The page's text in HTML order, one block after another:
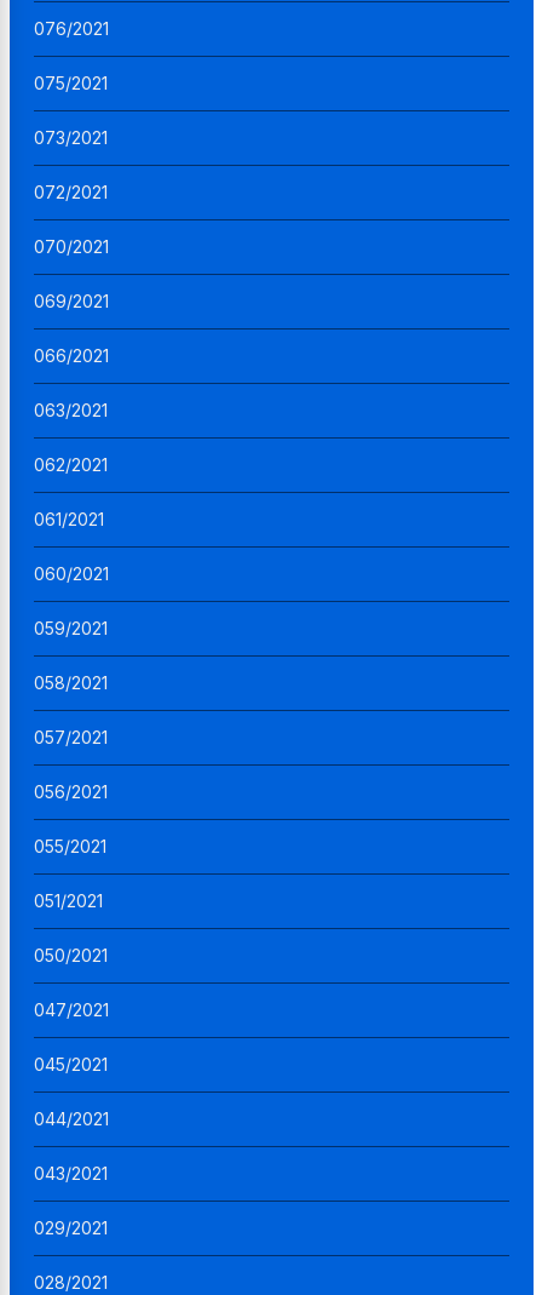
076/2021
075/2021
073/2021
072/2021
070/2021
069/2021
066/2021
063/2021
062/2021
061/2021
060/2021
059/2021
058/2021
057/2021
056/2021
055/2021
051/2021
050/2021
047/2021
045/2021
044/2021
043/2021
029/2021
028/2021